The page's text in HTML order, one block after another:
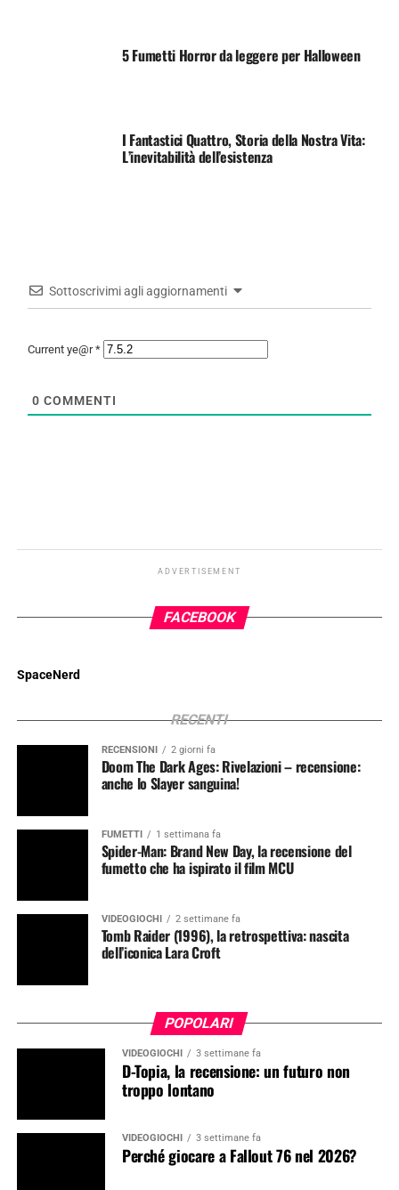
5 Fumetti Horror da leggere per Halloween
I Fantastici Quattro, Storia della Nostra Vita:
L’inevitabilità dell’esistenza
Sottoscrivimi agli aggiornamenti
Current ye@r*
0 COMMENTI
ADVERTISEMENT
FACEBOOK
SpaceNerd
RECENTI
RECENSIONI 2 giorni fa
Doom The Dark Ages: Rivelazioni – recensione:
anche lo Slayer sanguina!
FUMETTI 1 settimana fa
Spider-Man: Brand New Day, la recensione del
fumetto che ha ispirato il film MCU
VIDEOGIOCHI 2 settimane fa
Tomb Raider (1996), la retrospettiva: nascita
dell’iconica Lara Croft
POPOLARI
VIDEOGIOCHI 3 settimane fa
D-Topia, la recensione: un futuro non
troppo lontano
VIDEOGIOCHI 3 settimane fa
Perché giocare a Fallout 76 nel 2026?